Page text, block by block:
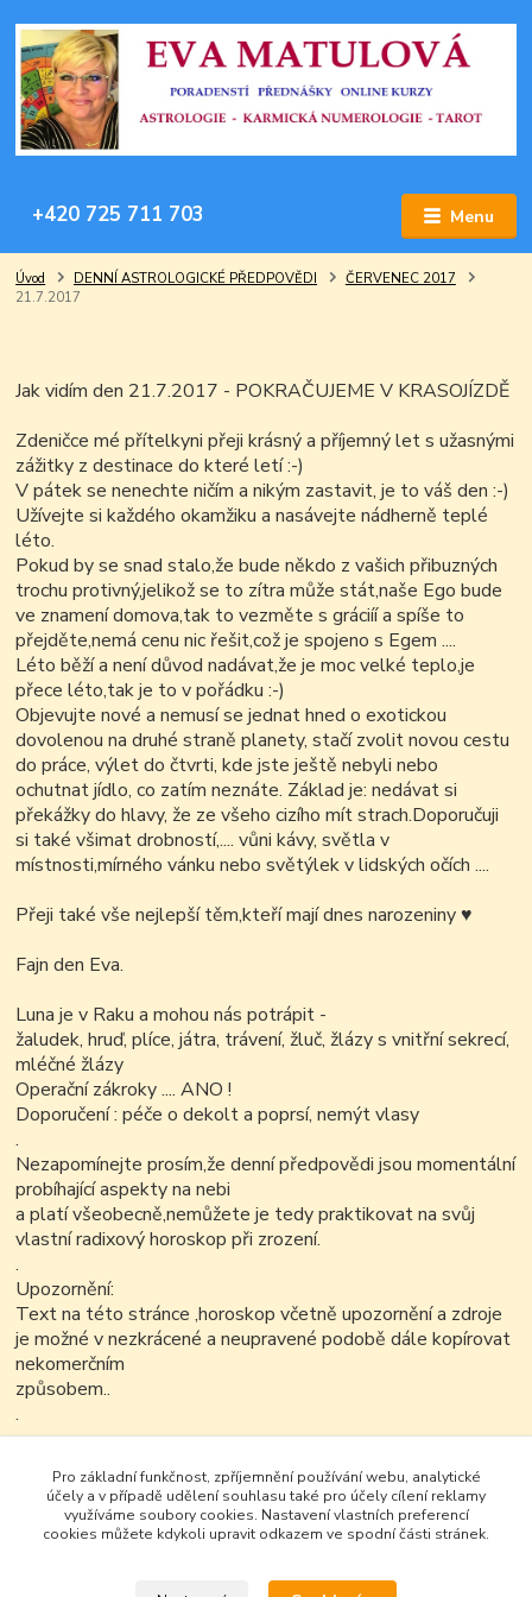
Menu
+420 725 711 703
Úvod DENNÍ ASTROLOGICKÉ PŘEDPOVĚDI
ČERVENEC 2017
21.7.2017
Jak vidím den 21.7.2017 - POKRAČUJEME V KRASOJÍZDĚ
Zdeničce mé přítelkyni přeji krásný a příjemný let s užasnými
zážitky z destinace do které letí :-)
V pátek se nenechte ničím a nikým zastavit, je to váš den :-)
Užívejte si každého okamžiku a nasávejte nádherně teplé
léto.
Pokud by se snad stalo,že bude někdo z vašich přibuzných
trochu protivný,jelikož se to zítra může stát,naše Ego bude
ve znamení domova,tak to vezměte s gráciíí a spíše to
přejděte,nemá cenu nic řešit,což je spojeno s Egem ....
Léto běží a není důvod nadávat,že je moc velké teplo,je
přece léto,tak je to v pořádku :-)
Objevujte nové a nemusí se jednat hned o exotickou
dovolenou na druhé straně planety, stačí zvolit novou cestu
do práce, výlet do čtvrti, kde jste ještě nebyli nebo
ochutnat jídlo, co zatím neznáte. Základ je: nedávat si
překážky do hlavy, že ze všeho cizího mít strach.Doporučuji
si také všimat drobností,.... vůni kávy, světla v
místnosti,mírného vánku nebo světýlek v lidských očích ....
Přeji také vše nejlepší těm,kteří mají dnes narozeniny♥
Fajn den Eva.
Luna je v Raku a mohou nás potrápit -
žaludek, hruď, plíce, játra, trávení, žluč, žlázy s vnitřní sekrecí,
mléčné žlázy
Operační zákroky .... ANO !
Doporučení :péče o dekolt a poprsí, nemýt vlasy
.
Nezapomínejte prosím,že denní předpovědi jsou momentální
probíhající aspekty na nebi
a platí všeobecně,nemůžete je tedy praktikovat na svůj
vlastní radixový horoskop při zrození.
.
Upozornění:
Text na této stránce ,horoskop včetně upozornění a zdroje
je možné v nezkrácené a neupravené podobě dále kopírovat
nekomerčním
způsobem..
.
.
Pro základní funkčnost, zpříjemnění používání webu, analytické
účely a v případě udělení souhlasu také pro účely cílení reklamy
využíváme soubory cookies. Nastavení vlastních preferencí
cookies můžete kdykoli upravit odkazem ve spodní části stránek.